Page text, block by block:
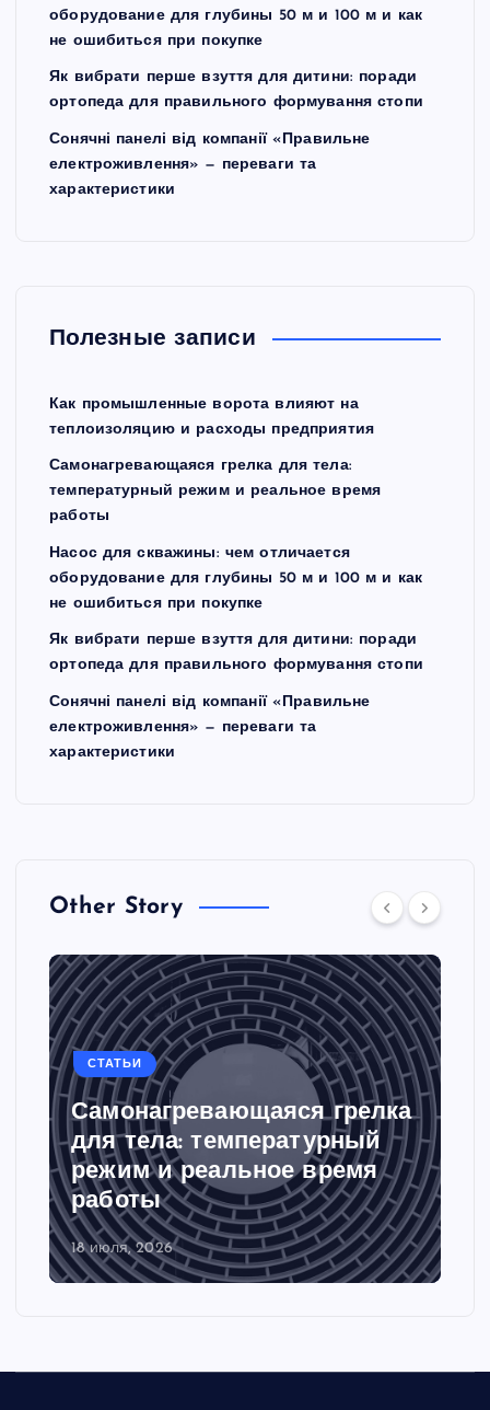
оборудование для глубины 50 м и 100 м и как
не ошибиться при покупке
Як вибрати перше взуття для дитини: поради
ортопеда для правильного формування стопи
Сонячні панелі від компанії «Правильне
електроживлення» — переваги та
характеристики
Полезные записи
Как промышленные ворота влияют на
теплоизоляцию и расходы предприятия
Самонагревающаяся грелка для тела:
температурный режим и реальное время
работы
Насос для скважины: чем отличается
оборудование для глубины 50 м и 100 м и как
не ошибиться при покупке
Як вибрати перше взуття для дитини: поради
ортопеда для правильного формування стопи
Сонячні панелі від компанії «Правильне
електроживлення» — переваги та
характеристики
Other Story
СТАТЬИ
Самонагревающаяся грелка
для тела: температурный
режим и реальное время
работы
18 июля, 2026